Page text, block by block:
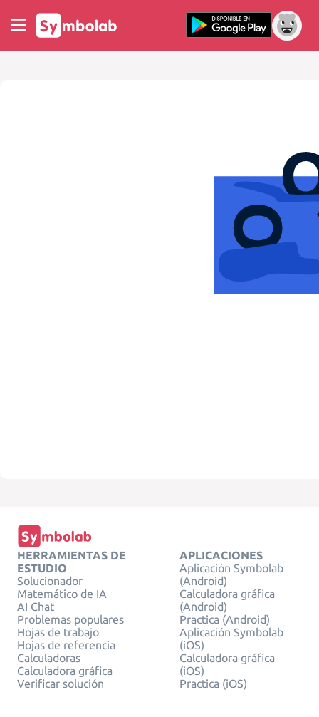
HERRAMIENTAS DE
ESTUDIO
Solucionador
Matemático de IA
AI Chat
Problemas populares
Hojas de trabajo
Hojas de referencia
Calculadoras
Calculadora gráfica
Verificar solución
APLICACIONES
Aplicación Symbolab
(Android)
Calculadora gráfica
(Android)
Practica (Android)
Aplicación Symbolab
(iOS)
Calculadora gráfica
(iOS)
Practica (iOS)